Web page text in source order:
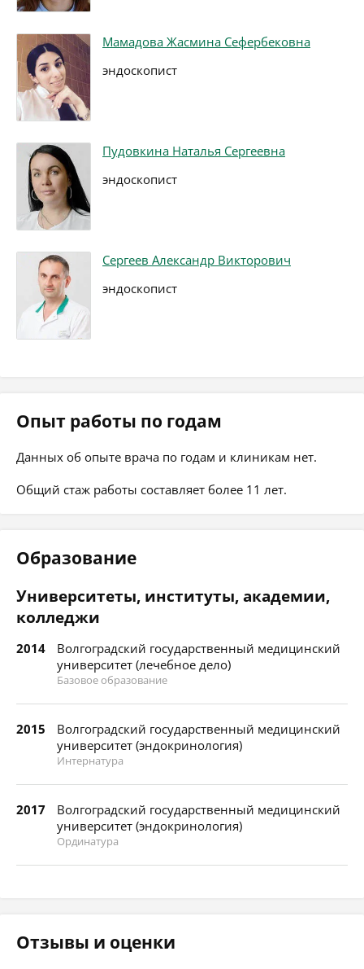
Мамадова Жасмина Сефербековна
эндоскопист
Пудовкина Наталья Сергеевна
эндоскопист
Сергеев Александр Викторович
эндоскопист
Опыт работы по годам
Данных об опыте врача по годам и клиникам нет.
Общий стаж работы составляет более 11 лет.
Образование
Университеты, институты, академии,
колледжи
2014
Волгоградский государственный медицинский
университет (лечебное дело)
Базовое образование
2015
Волгоградский государственный медицинский
университет (эндокринология)
Интернатура
2017
Волгоградский государственный медицинский
университет (эндокринология)
Ординатура
Отзывы и оценки